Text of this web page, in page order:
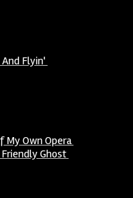
Flyin'
My Own Opera
Ghost